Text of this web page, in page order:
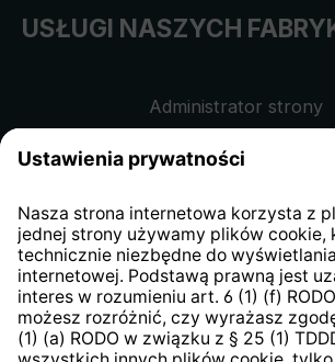
USŁUGI NASZYCH
Administrator strony
kontrahentów
Klauzula informacyjna
internetowej
Strategia podatkowa
System zgłaszania